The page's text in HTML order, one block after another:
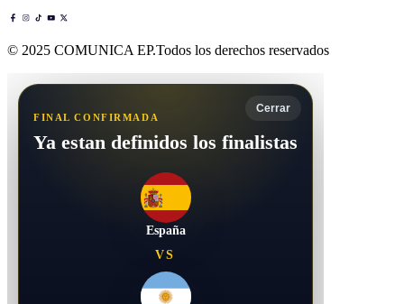
© 2025 COMUNICA EP.Todos los derechos reservados
Cerrar
FINAL CONFIRMADA
Ya estan definidos los finalistas
España
VS